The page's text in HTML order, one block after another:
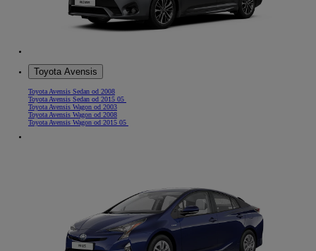
Toyota Avensis
Toyota Avensis Sedan od 2008
Toyota Avensis Sedan od 2015 05
Toyota Avensis Wagon od 2003
Toyota Avensis Wagon od 2008
Toyota Avensis Wagon od 2015 05